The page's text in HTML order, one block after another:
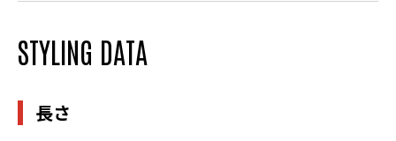
STYLING DATA
長さ